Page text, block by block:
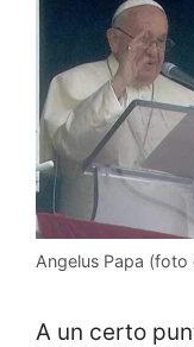
Angelus Papa (foto
A un certo